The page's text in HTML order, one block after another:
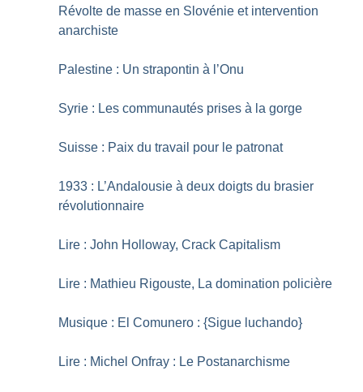
Révolte de masse en Slovénie et intervention
anarchiste
Palestine : Un strapontin à l’Onu
Syrie : Les communautés prises à la gorge
Suisse : Paix du travail pour le patronat
1933 : L’Andalousie à deux doigts du brasier
révolutionnaire
Lire : John Holloway, Crack Capitalism
Lire : Mathieu Rigouste, La domination policière
Musique : El Comunero : {Sigue luchando}
Lire : Michel Onfray : Le Postanarchisme